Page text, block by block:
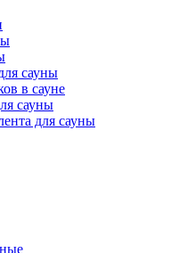
сауны
в сауне
сауны
для сауны